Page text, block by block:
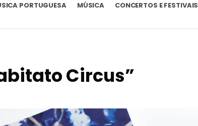
PORTUGUESA MÚSICA CONCERTOS E FESTIVAIS
Circus”